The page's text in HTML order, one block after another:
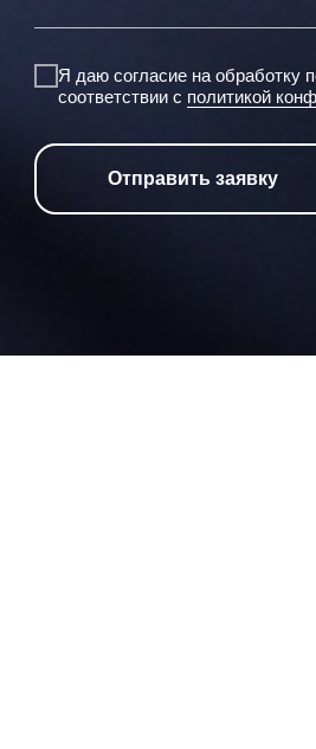
Я даю согласие на обработку
соответствии с политикой
Отправить заявку